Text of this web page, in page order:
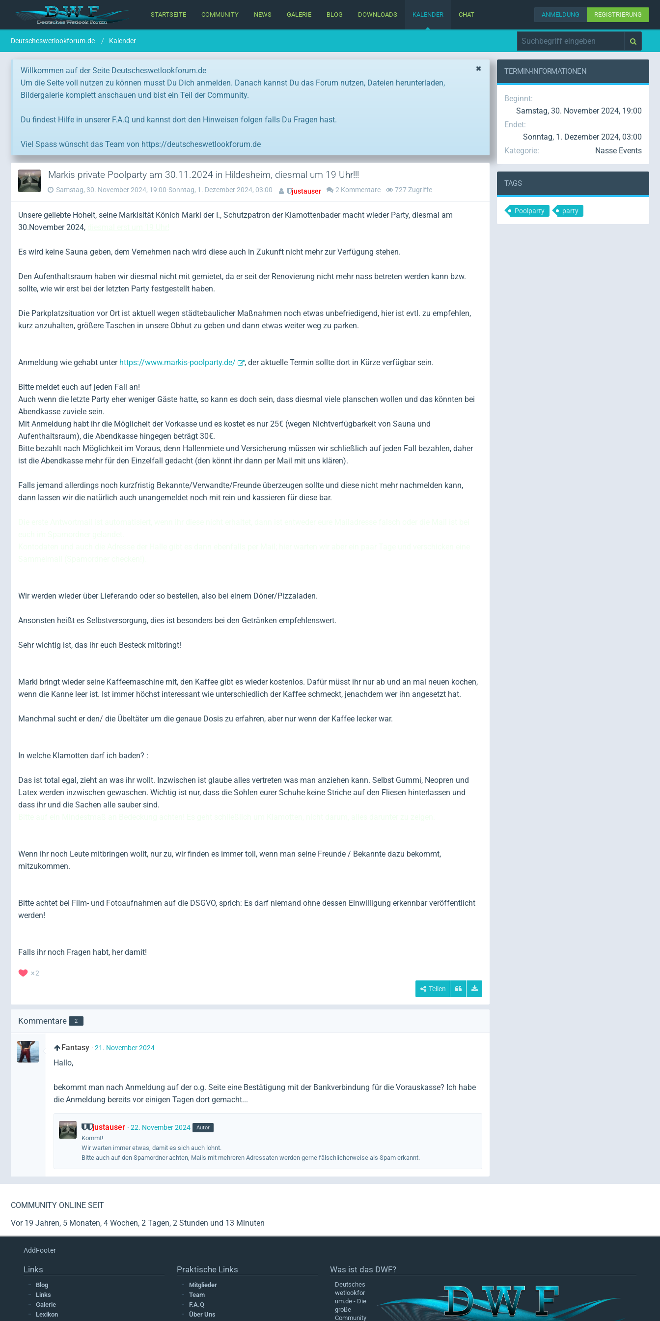
STARTSEITE COMMUNITY NEWS GALERIE BLOG DOWNLOADS KALENDER CHAT ANMELDUNG REGISTRIERUNG
Deutscheswetlookforum.de Kalender
Willkommen auf der Seite Deutscheswetlookforum.de
Um die Seite voll nutzen zu können musst Du Dich anmelden. Danach kannst Du das Forum nutzen, Dateien herunterladen,
Bildergalerie komplett anschauen und bist ein Teil der Community.
Du findest Hilfe in unserer F.A.Q und kannst dort den Hinweisen folgen falls Du Fragen hast.
Viel Spass wünscht das Team von https://deutscheswetlookforum.de
Markis private Poolparty am 30.11.2024 in Hildesheim, diesmal um 19 Uhr!!!
Samstag, 30. November 2024, 19:00-Sonntag, 1. Dezember 2024, 03:00 justauser 2 Kommentare 727 Zugriffe
Unsere geliebte Hoheit, seine Markisität Könich Marki der I., Schutzpatron der Klamottenbader macht wieder Party, diesmal am
30.November 2024,
Es wird keine Sauna geben, dem Vernehmen nach wird diese auch in Zukunft nicht mehr zur Verfügung stehen.
Den Aufenthaltsraum haben wir diesmal nicht mit gemietet, da er seit der Renovierung nicht mehr nass betreten werden kann bzw.
sollte, wie wir erst bei der letzten Party festgestellt haben.
Die Parkplatzsituation vor Ort ist aktuell wegen städtebaulicher Maßnahmen noch etwas unbefriedigend, hier ist evtl. zu empfehlen,
kurz anzuhalten, größere Taschen in unsere Obhut zu geben und dann etwas weiter weg zu parken.
Anmeldung wie gehabt unter https://www.markis-poolparty.de/ , der aktuelle Termin sollte dort in Kürze verfügbar sein.
Bitte meldet euch auf jeden Fall an!
Auch wenn die letzte Party eher weniger Gäste hatte, so kann es doch sein, dass diesmal viele planschen wollen und das könnten bei
Abendkasse zuviele sein.
Mit Anmeldung habt ihr die Möglicheit der Vorkasse und es kostet es nur 25€ (wegen Nichtverfügbarkeit von Sauna und
Aufenthaltsraum), die Abendkasse hingegen beträgt 30€.
Bitte bezahlt nach Möglichkeit im Voraus, denn Hallenmiete und Versicherung müssen wir schließlich auf jeden Fall bezahlen, daher
ist die Abendkasse mehr für den Einzelfall gedacht (den könnt ihr dann per Mail mit uns klären).
Falls jemand allerdings noch kurzfristig Bekannte/Verwandte/Freunde überzeugen sollte und diese nicht mehr nachmelden kann,
dann lassen wir die natürlich auch unangemeldet noch mit rein und kassieren für diese bar.
Wir werden wieder über Lieferando oder so bestellen, also bei einem Döner/Pizzaladen.
Ansonsten heißt es Selbstversorgung, dies ist besonders bei den Getränken empfehlenswert.
Sehr wichtig ist, das ihr euch Besteck mitbringt!
Marki bringt wieder seine Kaffeemaschine mit, den Kaffee gibt es wieder kostenlos. Dafür müsst ihr nur ab und an mal neuen kochen,
wenn die Kanne leer ist. Ist immer höchst interessant wie unterschiedlich der Kaffee schmeckt, jenachdem wer ihn angesetzt hat.
Manchmal sucht er den/ die Übeltäter um die genaue Dosis zu erfahren, aber nur wenn der Kaffee lecker war.
In welche Klamotten darf ich baden? :
Das ist total egal, zieht an was ihr wollt. Inzwischen ist glaube alles vertreten was man anziehen kann. Selbst Gummi, Neopren und
Latex werden inzwischen gewaschen. Wichtig ist nur, dass die Sohlen eurer Schuhe keine Striche auf den Fliesen hinterlassen und
dass ihr und die Sachen alle sauber sind.
Wenn ihr noch Leute mitbringen wollt, nur zu, wir finden es immer toll, wenn man seine Freunde / Bekannte dazu bekommt,
mitzukommen.
Bitte achtet bei Film- und Fotoaufnahmen auf die DSGVO, sprich: Es darf niemand ohne dessen Einwilligung erkennbar veröffentlicht
werden!
Falls ihr noch Fragen habt, her damit!
2
Teilen
Kommentare 2
Fantasy 21. November 2024
Hallo,
bekommt man nach Anmeldung auf der o.g. Seite eine Bestätigung mit der Bankverbindung für die Vorauskasse? Ich habe
die Anmeldung bereits vor einigen Tagen dort gemacht...
justauser 22. November 2024 Autor
Kommt!
Wir warten immer etwas, damit es sich auch lohnt.
Bitte auch auf den Spamordner achten, Mails mit mehreren Adressaten werden gerne fälschlicherweise als Spam erkannt.
TERMIN-INFORMATIONEN
Beginnt
Samstag, 30. November 2024, 19:00
Endet
Sonntag, 1. Dezember 2024, 03:00
Kategorie
Nasse Events
TAGS
Poolparty party
COMMUNITY ONLINE SEIT
Vor 19 Jahren, 5 Monaten, 4 Wochen, 2 Tagen, 2 Stunden und 13 Minuten
AddFooter
Links
Blog
Links
Galerie
Lexikon
Praktische Links
Mitglieder
Team
F.A.Q
Über Uns
Was ist das DWF?
Deutsches
wetlookfor
um.de - Die
große
Community